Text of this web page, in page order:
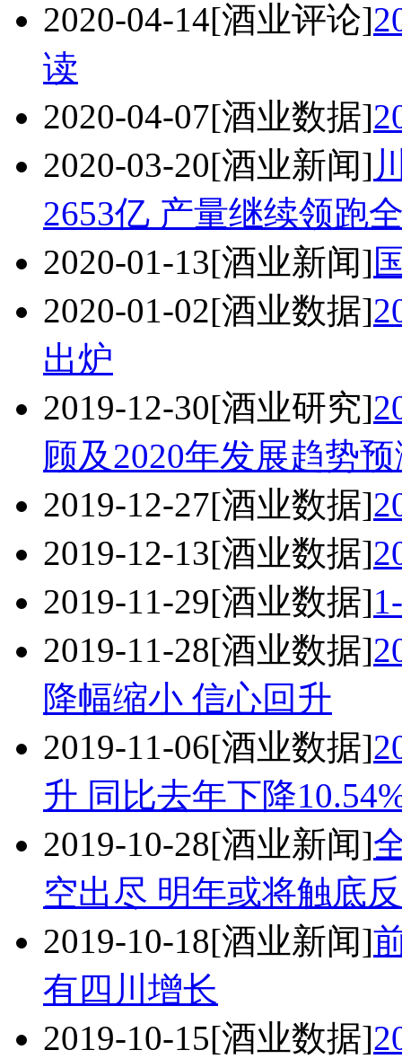
2020-04-14[酒业评论]
读
2020-04-07[酒业数据]
2020-03-20[酒业新闻]
2653亿 产量继续领跑
2020-01-13[酒业新闻]
2020-01-02[酒业数据]
出炉
2019-12-30[酒业研究]
顾及2020年发展趋势
2019-12-27[酒业数据]
2019-12-13[酒业数据]
2019-11-29[酒业数据]
2019-11-28[酒业数据]
降幅缩小 信心回升
2019-11-06[酒业数据]
升 同比去年下降
2019-10-28[酒业新闻]
空出尽 明年或将触底反
2019-10-18[酒业新闻]
有四川增长
2019-10-15[酒业数据]